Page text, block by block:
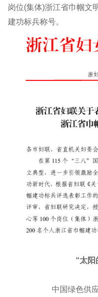
岗位(集体)浙江省巾帼文
建功标兵称号。
“太
中国绿色供应